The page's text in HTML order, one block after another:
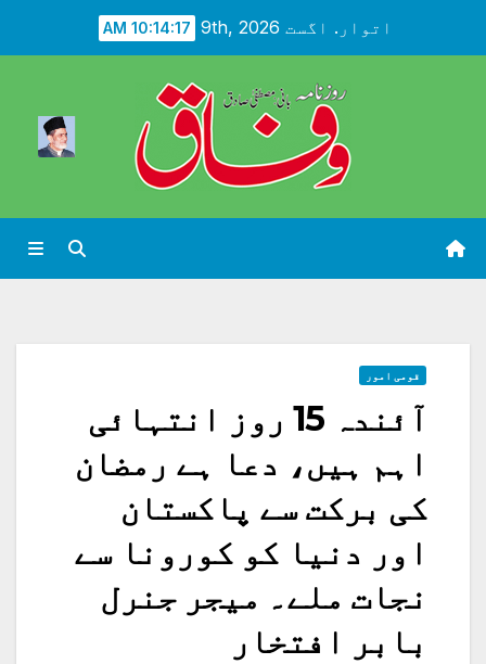
اتوار. اگست 9th, 2026 10:14:19 AM
قومی امور
آئندہ 15 روز انتہائی
اہم ہیں، دعا ہے رمضان
کی برکت سے پاکستان
اور دنیا کو کورونا سے
نجات ملے۔ میجر جنرل
بابر افتخار